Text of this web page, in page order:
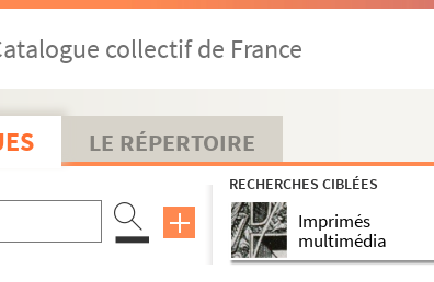
collectif de France
LE RÉPERTOIRE
RECHERCHES CIBLÉES
Imprimés
multimédia